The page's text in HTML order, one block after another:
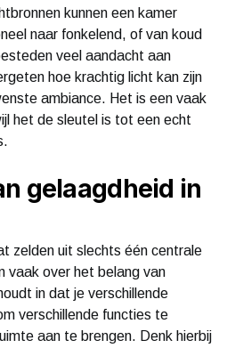
kunnen een kamer
naar fonkelend, of van koud
veel aandacht aan
hoe krachtig licht kan zijn
ambiance. Het is een vaak
het de sleutel is tot een echt
gelaagdheid in
zelden uit slechts één centrale
vaak over het belang van
in dat je verschillende
verschillende functies te
aan te brengen. Denk hierbij